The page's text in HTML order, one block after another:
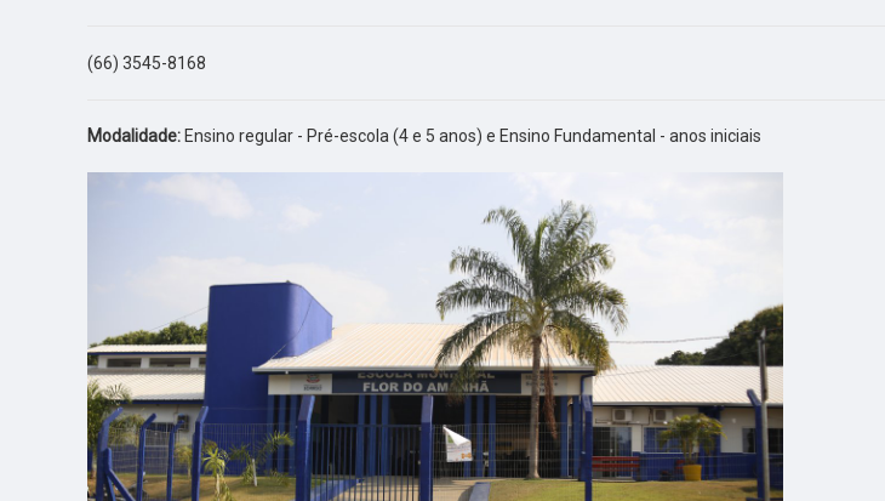
(66) 3545-8168
Modalidade: Ensino regular - Pré-escola (4 e 5 anos) e Ensino Fundamental - anos iniciais